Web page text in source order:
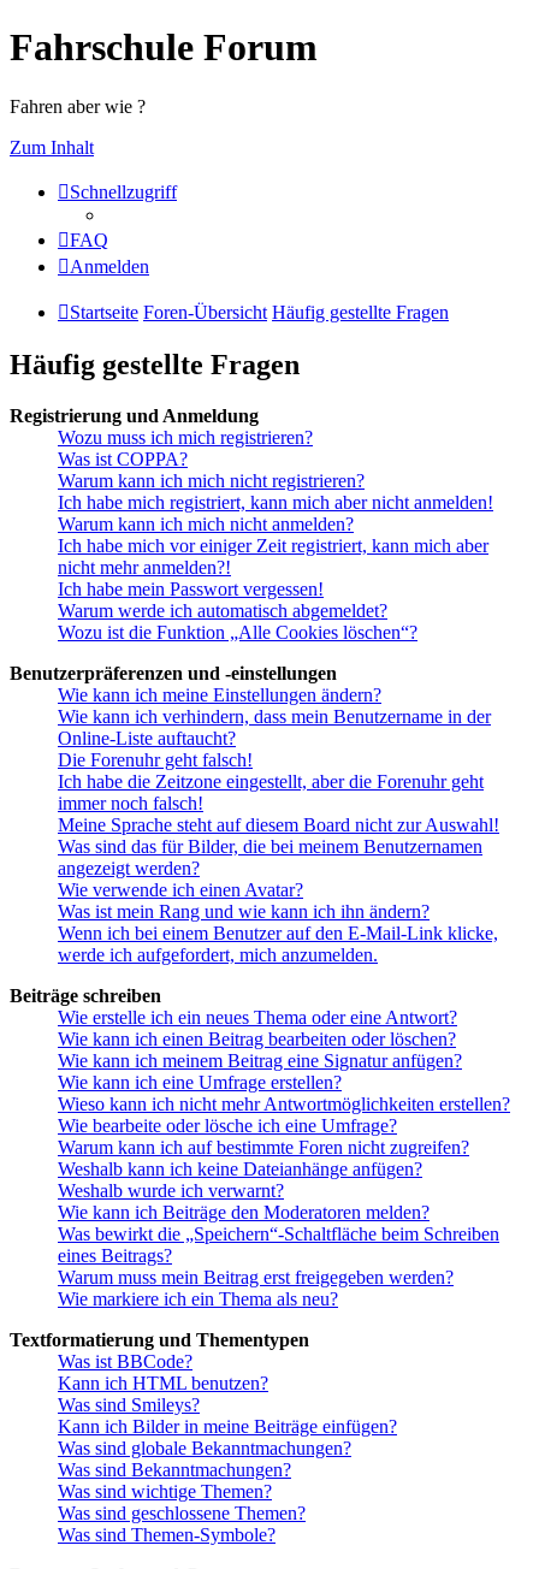
Fahrschule Forum
Fahren aber wie ?
Zum Inhalt
Schnellzugriff
FAQ
Anmelden
Startseite Foren-Übersicht Häufig gestellte Fragen
Häufig gestellte Fragen
Registrierung und Anmeldung
Wozu muss ich mich registrieren?
Was ist COPPA?
Warum kann ich mich nicht registrieren?
Ich habe mich registriert, kann mich aber nicht anmelden!
Warum kann ich mich nicht anmelden?
Ich habe mich vor einiger Zeit registriert, kann mich aber
nicht mehr anmelden?!
Ich habe mein Passwort vergessen!
Warum werde ich automatisch abgemeldet?
Wozu ist die Funktion „Alle Cookies löschen“?
Benutzerpräferenzen und -einstellungen
Wie kann ich meine Einstellungen ändern?
Wie kann ich verhindern, dass mein Benutzername in der
Online-Liste auftaucht?
Die Forenuhr geht falsch!
Ich habe die Zeitzone eingestellt, aber die Forenuhr geht
immer noch falsch!
Meine Sprache steht auf diesem Board nicht zur Auswahl!
Was sind das für Bilder, die bei meinem Benutzernamen
angezeigt werden?
Wie verwende ich einen Avatar?
Was ist mein Rang und wie kann ich ihn ändern?
Wenn ich bei einem Benutzer auf den E-Mail-Link klicke,
werde ich aufgefordert, mich anzumelden.
Beiträge schreiben
Wie erstelle ich ein neues Thema oder eine Antwort?
Wie kann ich einen Beitrag bearbeiten oder löschen?
Wie kann ich meinem Beitrag eine Signatur anfügen?
Wie kann ich eine Umfrage erstellen?
Wieso kann ich nicht mehr Antwortmöglichkeiten erstellen?
Wie bearbeite oder lösche ich eine Umfrage?
Warum kann ich auf bestimmte Foren nicht zugreifen?
Weshalb kann ich keine Dateianhänge anfügen?
Weshalb wurde ich verwarnt?
Wie kann ich Beiträge den Moderatoren melden?
Was bewirkt die „Speichern“-Schaltfläche beim Schreiben
eines Beitrags?
Warum muss mein Beitrag erst freigegeben werden?
Wie markiere ich ein Thema als neu?
Textformatierung und Thementypen
Was ist BBCode?
Kann ich HTML benutzen?
Was sind Smileys?
Kann ich Bilder in meine Beiträge einfügen?
Was sind globale Bekanntmachungen?
Was sind Bekanntmachungen?
Was sind wichtige Themen?
Was sind geschlossene Themen?
Was sind Themen-Symbole?